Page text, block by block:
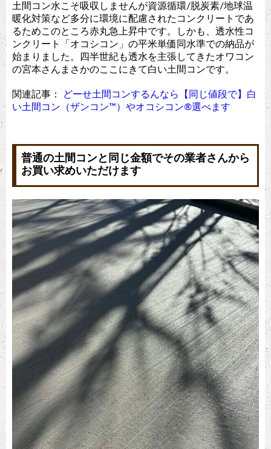
土間コン水こそ吸収しませんが資源循環/脱炭素/地球温
暖化対策など多分に環境に配慮されたコンクリートであ
るためこのところ赤丸急上昇中です。しかも、透水性コ
ンクリート「オコシコン」の平米単価同水準での納品が
始まりました。四半世紀も透水を主張してきたオワコン
の宮本さんまさかのここにきて白い土間コンです。
関連記事：
どーせ土間コンするんなら【同じ値段で】白
い土間コン（ザンコン™︎）やオコシコン®︎選べます
普通の土間コンと同じ金額でその業者さんから
お買い求めいただけます